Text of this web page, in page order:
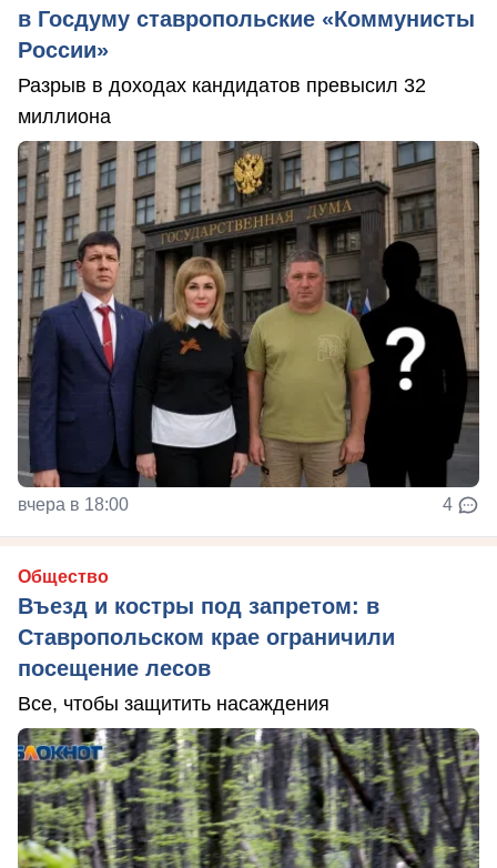
в Госдуму ставропольские «Коммунисты
России»
Разрыв в доходах кандидатов превысил 32
миллиона
вчера в 18:00 4
Общество
Въезд и костры под запретом: в
Ставропольском крае ограничили
посещение лесов
Все, чтобы защитить насаждения